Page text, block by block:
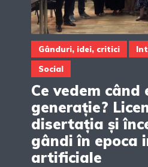
Gânduri, idei, critici
Social
Ce vedem când
generație?
disertația și
gândi în epoca
artificiale